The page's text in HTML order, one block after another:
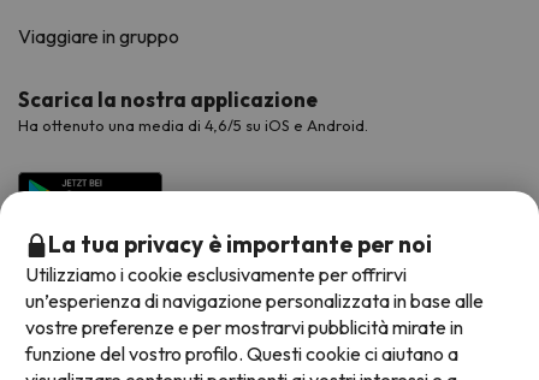
Viaggiare in gruppo
Scarica la nostra applicazione
Ha ottenuto una media di 4,6/5 su iOS e Android.
La tua privacy è importante per noi
Utilizziamo i cookie esclusivamente per offrirvi
un’esperienza di navigazione personalizzata in base alle
vostre preferenze e per mostrarvi pubblicità mirate in
funzione del vostro profilo. Questi cookie ci aiutano a